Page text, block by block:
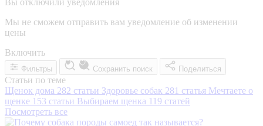
Мы не сможем отправить вам уведомление об изменении
цены
Включить
Фильтры Сохранить поиск Поделиться
Статьи по теме
Щенок дома 282 статьи Здоровье собак 281 статья Мечтаете о
щенке 153 статьи Выбираем щенка 119 статей
Посмотреть все